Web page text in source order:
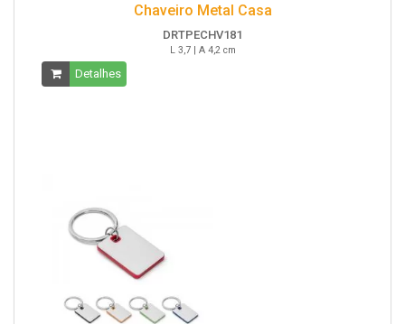
Chaveiro Metal Casa
DRTPECHV181
L 3,7 | A 4,2 cm
Detalhes